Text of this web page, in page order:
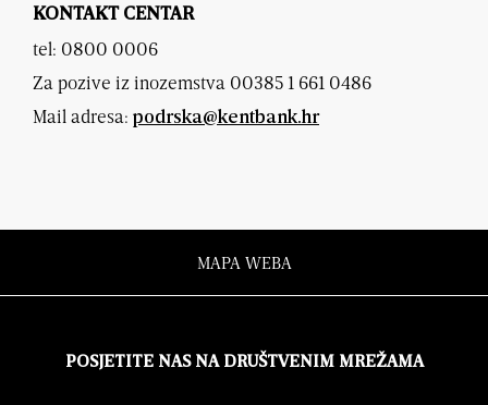
KONTAKT CENTAR
tel: 0800 0006
Za pozive iz inozemstva 00385 1 661 0486
Mail adresa: podrska@kentbank.hr
MAPA WEBA
POSJETITE NAS NA DRUŠTVENIM MREŽAMA